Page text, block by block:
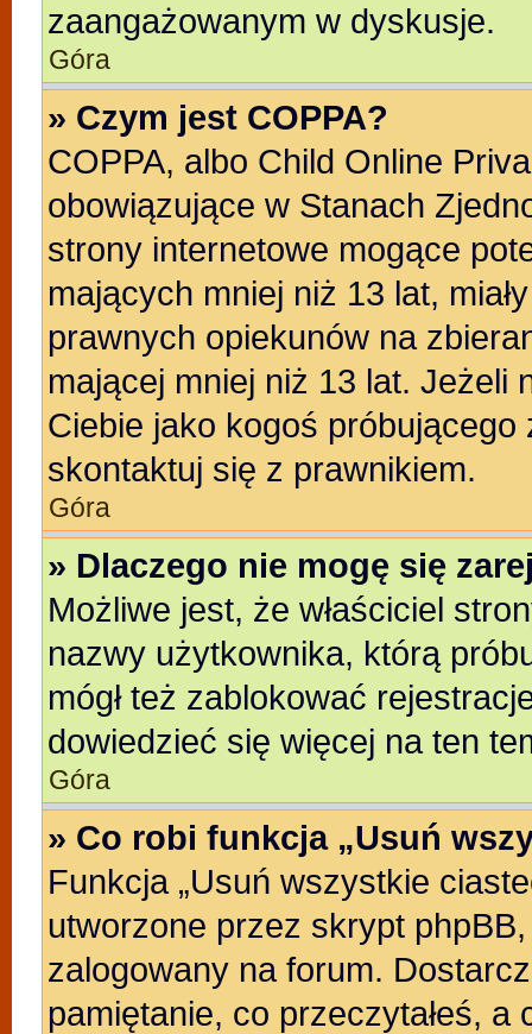
zaangażowanym w dyskusje.
Góra
» Czym jest COPPA?
COPPA, albo Child Online
obowiązujące w Stanach
strony internetowe mogące
mających mniej niż 13 lat,
prawnych opiekunów na
mającej mniej niż 13 lat. Jeżeli
Ciebie jako kogoś
skontaktuj się z prawnikiem.
Góra
» Dlaczego nie mogę się
Możliwe jest, że właściciel
nazwy użytkownika, którą
mógł też zablokować
dowiedzieć się więcej na ten
Góra
» Co robi funkcja „Usuń
Funkcja „Usuń wszystkie
utworzone przez skrypt
zalogowany na forum.
pamiętanie, co przeczytałeś, a